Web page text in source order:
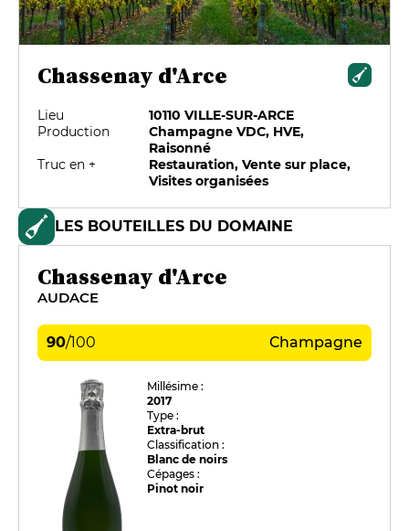
Chassenay d'Arce
Lieu
10110 VILLE-SUR-ARCE
Production
Champagne VDC, HVE,
Raisonné
Truc en +
Restauration, Vente sur place,
Visites organisées
LES BOUTEILLES DU DOMAINE
Chassenay d'Arce
AUDACE
90/100 Champagne
Millésime :
2017
Type :
Extra-brut
Classification :
Blanc de noirs
Cépages :
Pinot noir